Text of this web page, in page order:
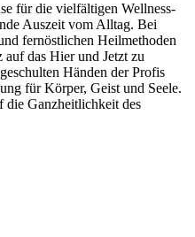
für die vielfältigen Wellness-
Auszeit vom Alltag. Bei
fernöstlichen Heilmethoden
das Hier und Jetzt zu
Händen der Profis
für Körper, Geist und Seele.
die Ganzheitlichkeit des